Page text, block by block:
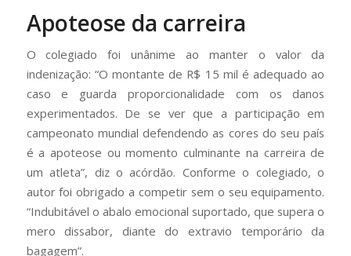
Apoteose da carreira
O colegiado foi unânime ao manter o valor da
indenização: “O montante de R$ 15 mil é adequado ao
caso e guarda proporcionalidade com os danos
experimentados. De se ver que a participação em
campeonato mundial defendendo as cores do seu país
é a apoteose ou momento culminante na carreira de
um atleta”, diz o acórdão. Conforme o colegiado, o
autor foi obrigado a competir sem o seu equipamento.
“Indubitável o abalo emocional suportado, que supera o
mero dissabor, diante do extravio temporário da
bagagem”.